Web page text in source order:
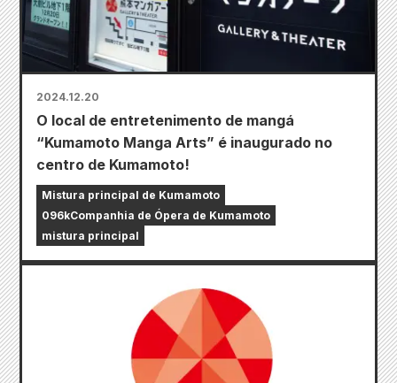
2024.12.20
O local de entretenimento de mangá
“Kumamoto Manga Arts” é inaugurado no
centro de Kumamoto!
Mistura principal de Kumamoto
096kCompanhia de Ópera de Kumamoto
mistura principal